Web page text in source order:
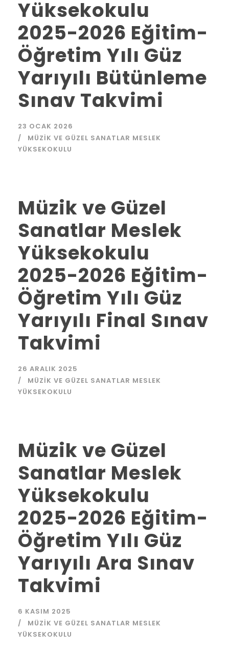
Yüksekokulu
2025-2026 Eğitim-
Öğretim Yılı Güz
Yarıyılı Bütünleme
Sınav Takvimi
23 OCAK 2026
MÜZIK VE GÜZEL SANATLAR MESLEK
YÜKSEKOKULU
Müzik ve Güzel
Sanatlar Meslek
Yüksekokulu
2025-2026 Eğitim-
Öğretim Yılı Güz
Yarıyılı Final Sınav
Takvimi
26 ARALIK 2025
MÜZIK VE GÜZEL SANATLAR MESLEK
YÜKSEKOKULU
Müzik ve Güzel
Sanatlar Meslek
Yüksekokulu
2025-2026 Eğitim-
Öğretim Yılı Güz
Yarıyılı Ara Sınav
Takvimi
6 KASIM 2025
MÜZIK VE GÜZEL SANATLAR MESLEK
YÜKSEKOKULU